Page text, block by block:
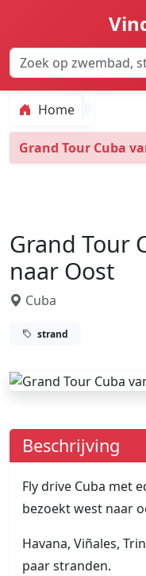
Home
Grand Tour Cuba
Grand Tour
naar Oost
Cuba
strand
Beschrijving
Fly drive Cuba met
bezoekt west naar
Havana, Viñales,
paar stranden.